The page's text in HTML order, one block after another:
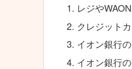
レジや
クレジット
イオン銀行
イオン銀行